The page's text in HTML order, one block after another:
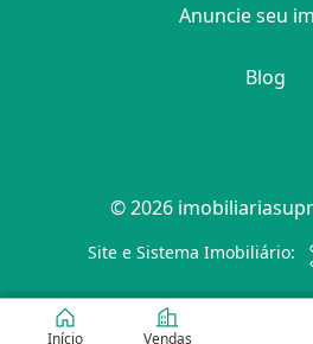
Filtro
Anuncie seu
Blog
© 2026
Site e Sistema Imobiliário:
Início Vendas